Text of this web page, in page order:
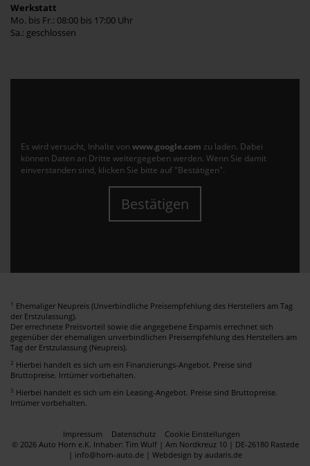
Werkstatt
Mo. bis Fr.: 08:00 bis 17:00 Uhr
Sa.: geschlossen
Es wird versucht, Inhalte von www.google.com zu laden. Dabei
können Daten an Dritte weitergegeben werden. Wenn Sie damit
einverstanden sind, klicken Sie bitte auf "Bestätigen".
Bestätigen
1 Ehemaliger Neupreis (Unverbindliche Preisempfehlung des Herstellers am Tag
der Erstzulassung).
Der errechnete Preisvorteil sowie die angegebene Ersparnis errechnet sich
gegenüber der ehemaligen unverbindlichen Preisempfehlung des Herstellers am
Tag der Erstzulassung (Neupreis).
2 Hierbei handelt es sich um ein Finanzierungs-Angebot. Preise sind
Bruttopreise. Irrtümer vorbehalten.
3 Hierbei handelt es sich um ein Leasing-Angebot. Preise sind Bruttopreise.
Irrtümer vorbehalten.
Impressum Datenschutz
Cookie Einstellungen
© 2026 Auto Horn e.K. Inhaber: Tim Wulf | Am Nordkreuz 10 | DE-26180 Rastede
| info@horn-auto.de | Webdesign by audaris.de